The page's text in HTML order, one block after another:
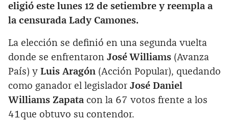
eligió este lunes 12 de setiembre y reempla a
la censurada Lady Camones.
La elección se definió en una segunda vuelta
donde se enfrentaron José Williams (Avanza
País) y Luis Aragón (Acción Popular), quedando
como ganador el legislador José Daniel
Williams Zapata con la 67 votos frente a los
41que obtuvo su contendor.